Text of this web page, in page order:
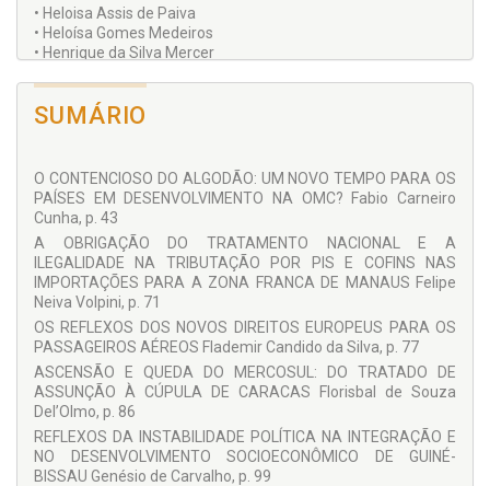
• Heloisa Assis de Paiva
• Heloísa Gomes Medeiros
• Henrique da Silva Mercer
• Ivo Ferreira de Oliveira
• Jaime César Lipovetzky
• Jaqueline Lisbôa Gruppelli
• Javier Rodrigo Maidana
• Jeferson Teodorovicz
• Joana Stelzer
• João Hélio Ferreira Pes
• Joe Robson Coppi
• Jomara de Carvalho Ribeiro
• José Cretella Neto
• José Manuel Pina Delgado
• Jouberto de Quadros Pessoa Cavalcante
• Juliana Ferreira Hodniki
• Juliana Machado Awad
• Juliana Marteli Fais
• Juliano da Silva Cortinhas
• Karla Closs Fonseca
• Kelly Lissandra Bruch
SUMÁRIO
O CONTENCIOSO DO ALGODÃO: UM NOVO TEMPO PARA OS
PAÍSES EM DESENVOLVIMENTO NA OMC? Fabio Carneiro
Cunha, p. 43
A OBRIGAÇÃO DO TRATAMENTO NACIONAL E A
ILEGALIDADE NA TRIBUTAÇÃO POR PIS E COFINS NAS
IMPORTAÇÕES PARA A ZONA FRANCA DE MANAUS Felipe
Neiva Volpini, p. 71
OS REFLEXOS DOS NOVOS DIREITOS EUROPEUS PARA OS
PASSAGEIROS AÉREOS Flademir Candido da Silva, p. 77
ASCENSÃO E QUEDA DO MERCOSUL: DO TRATADO DE
ASSUNÇÃO À CÚPULA DE CARACAS Florisbal de Souza
Del’Olmo, p. 86
REFLEXOS DA INSTABILIDADE POLÍTICA NA INTEGRAÇÃO E
NO DESENVOLVIMENTO SOCIOECONÔMICO DE GUINÉ-
BISSAU Genésio de Carvalho, p. 99